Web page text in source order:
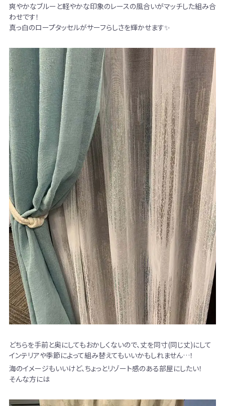
爽やかなブルーと軽やかな印象のレースの風合いがマッチした組み合
わせです！
真っ白のロープタッセルがサーフらしさを輝かせます✨
どちらを手前と奥にしてもおかしくないので、丈を同寸(同じ丈)にして
インテリアや季節によって組み替えてもいいかもしれません…！
海のイメージもいいけど、ちょっとリゾート感のある部屋にしたい！
そんな方には